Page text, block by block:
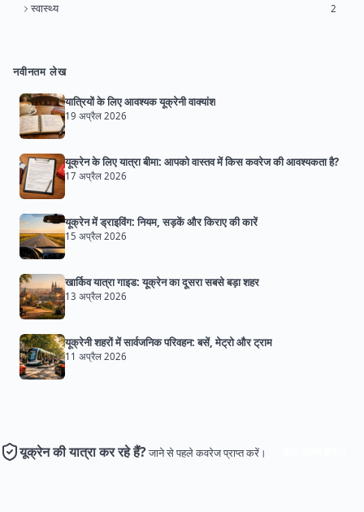
स्वास्थ्य 2
नवीनतम लेख
यात्रियों के लिए आवश्यक यूक्रेनी वाक्यांश
19 अप्रैल 2026
यूक्रेन के लिए यात्रा बीमा: आपको वास्तव में किस कवरेज की आवश्यकता है?
17 अप्रैल 2026
यूक्रेन में ड्राइविंग: नियम, सड़कें और किराए की कारें
15 अप्रैल 2026
खार्किव यात्रा गाइड: यूक्रेन का दूसरा सबसे बड़ा शहर
13 अप्रैल 2026
यूक्रेनी शहरों में सार्वजनिक परिवहन: बसें, मेट्रो और ट्राम
11 अप्रैल 2026
यूक्रेन की यात्रा कर रहे हैं?जाने से पहले कवरेज प्राप्त करें।